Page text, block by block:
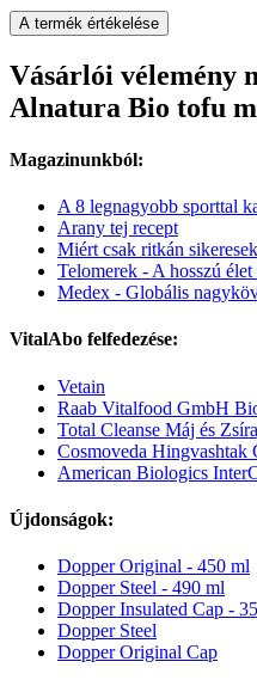
A termék értékelése
Vásárlói vélemény
Alnatura Bio tofu
Magazinunkból:
A 8 legnagyobb sporttal
Arany tej recept
Miért csak ritkán
Telomerek - A hosszú élet
Medex - Globális
VitalAbo felfedezése:
Vetain
Raab Vitalfood GmbH
Total Cleanse Máj és
Cosmoveda Hingvashtak
American Biologics
Újdonságok:
Dopper Original - 450 ml
Dopper Steel - 490 ml
Dopper Insulated Cap -
Dopper Steel
Dopper Original Cap